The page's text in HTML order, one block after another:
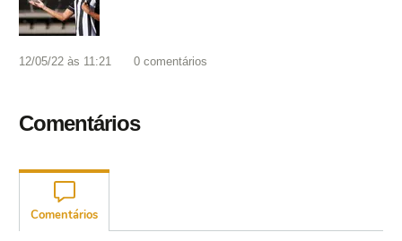
12/05/22 às 11:21 0 comentários
Comentários